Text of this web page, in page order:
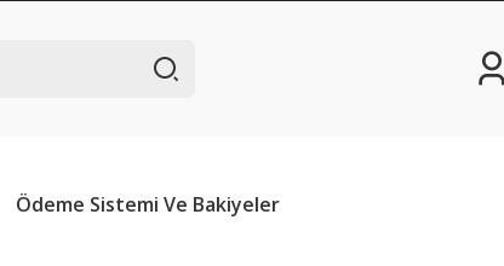
Ödeme Sistemi Ve Bakiyeler